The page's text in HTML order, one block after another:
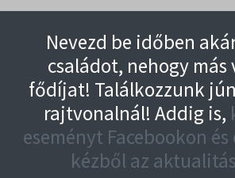
Nevezd be időben
családot, nehogy más
fődíjat! Találkozzunk
rajtvonalnál! Addig is,
eseményt Facebookon
kézből az